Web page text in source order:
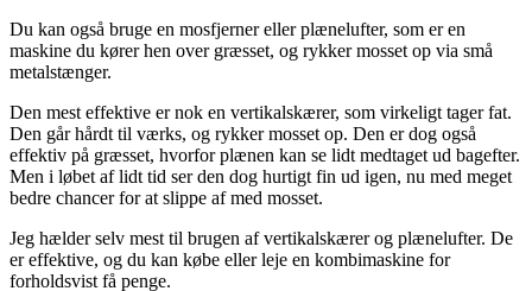
Du kan også bruge en mosfjerner eller plænelufter, som er en
maskine du kører hen over græsset, og rykker mosset op via små
metalstænger.
Den mest effektive er nok en vertikalskærer, som virkeligt tager fat.
Den går hårdt til værks, og rykker mosset op. Den er dog også
effektiv på græsset, hvorfor plænen kan se lidt medtaget ud bagefter.
Men i løbet af lidt tid ser den dog hurtigt fin ud igen, nu med meget
bedre chancer for at slippe af med mosset.
Jeg hælder selv mest til brugen af vertikalskærer og plænelufter. De
er effektive, og du kan købe eller leje en kombimaskine for
forholdsvist få penge.